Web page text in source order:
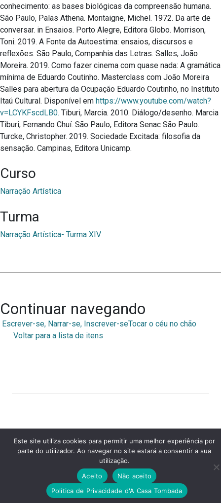
conhecimento: as bases biológicas da compreensão humana.
São Paulo, Palas Athena. Montaigne, Michel. 1972. Da arte de
conversar. in Ensaios. Porto Alegre, Editora Globo. Morrison,
Toni. 2019. A Fonte da Autoestima: ensaios, discursos e
reflexões. São Paulo, Companhia das Letras. Salles, João
Moreira. 2019. Como fazer cinema com quase nada: A gramática
mínima de Eduardo Coutinho. Masterclass com João Moreira
Salles para abertura da Ocupação Eduardo Coutinho, no Instituto
Itaú Cultural. Disponível em https://www.youtube.com/watch?
v=LCYKFscdLB0. Tiburi, Marcia. 2010. Diálogo/desenho. Marcia
Tiburi, Fernando Chuí. São Paulo, Editora Senac São Paulo.
Turcke, Christopher. 2019. Sociedade Excitada: filosofia da
sensação. Campinas, Editora Unicamp.
Curso
Narração Artística
Turma
Narração Artística- Turma XIV
Continuar navegando
Escrever-se, Narrar-se, Inscrever-seTocar o céu no chão
Voltar para a lista de itens
Este site utiliza cookies para permitir uma melhor experiência por
parte do utilizador. Ao navegar no site estará a consentir a sua
utilização.
Aceito
Não aceito
Política de Privacidade d'A Casa Tombada